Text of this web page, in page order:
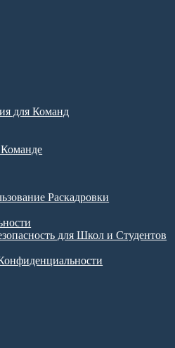
для Команд
Раскадровки
для Школ и Студентов